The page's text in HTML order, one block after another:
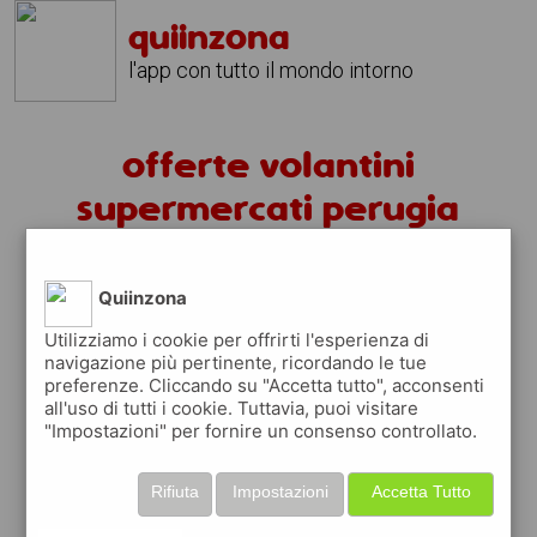
quiinzona
l'app con tutto il mondo intorno
offerte volantini
supermercati perugia
sfogliagratisi volantinidei supermercati a
perugiain modofaciledal tuo cellulare
grazie ai volantini nella città diperugia
Quiinzona
Utilizziamo i cookie per offrirti l'esperienza di
navigazione più pertinente, ricordando le tue
preferenze. Cliccando su "Accetta tutto", acconsenti
all'uso di tutti i cookie. Tuttavia, puoi visitare
"Impostazioni" per fornire un consenso controllato.
Accetta Tutto
Impostazioni
Rifiuta